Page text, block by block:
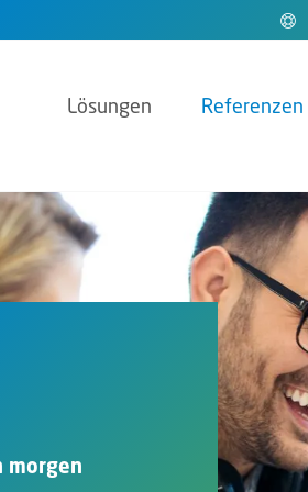
Lösungen Referenzen
morgen